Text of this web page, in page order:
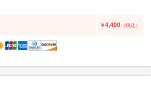
￥4,400 （税込）